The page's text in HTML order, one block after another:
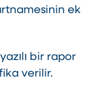
ek
bir rapor
verilir.